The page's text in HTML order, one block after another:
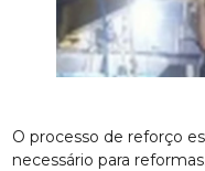
O processo de reforço
necessário para